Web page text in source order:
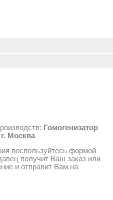
Гомогенизатор
Москва
воспользуйтесь формой
получит Ваш заказ или
и отправит Вам на